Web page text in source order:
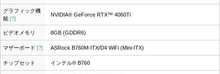
グラフィック機
能 [?]
NVIDIA® GeForce RTX™ 4060Ti
ビデオメモリ 8GB (GDDR6)
マザーボード [?] ASRock B760M-ITX/D4 WiFi (Mini-ITX)
チップセット インテル® B760